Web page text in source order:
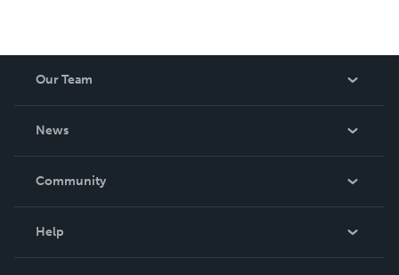
Our Team
News
In The News
Community
Help